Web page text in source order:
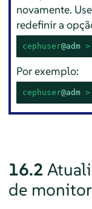
novamente. Use
redefinir a
cephuser@adm >
Por exemplo:
cephuser@adm >
16.2
de